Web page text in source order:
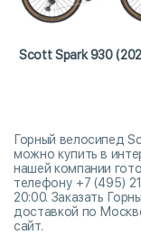
Scott Spark 930
Горный велосипед
можно купить в
нашей компании
телефону +7 (495)
20:00. Заказать
доставкой по
сайт.